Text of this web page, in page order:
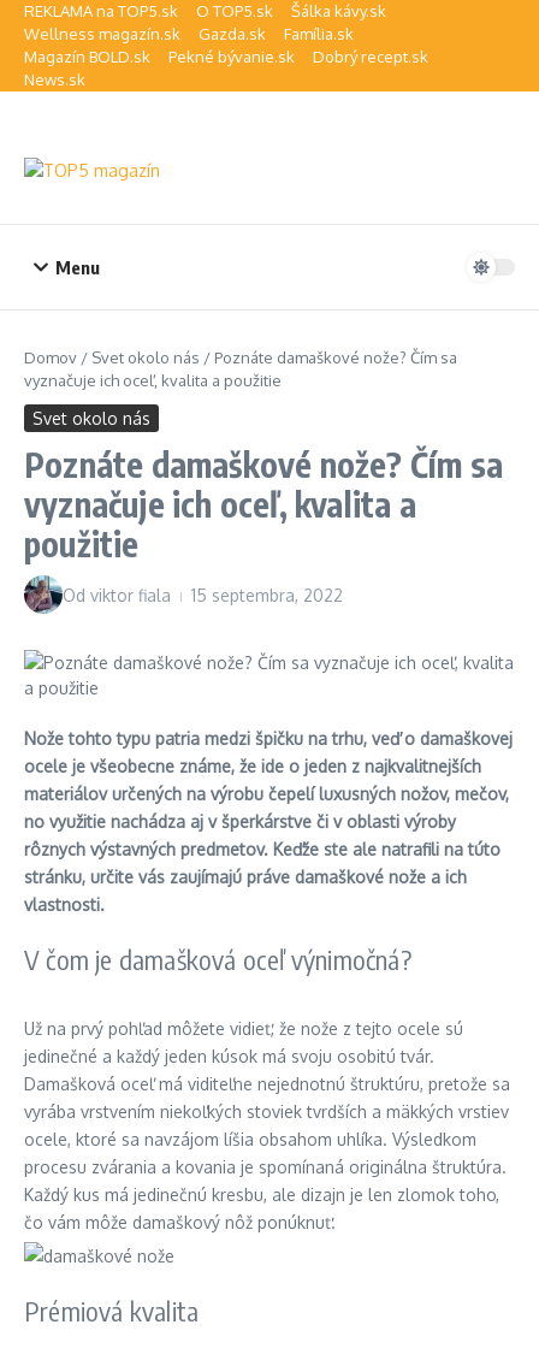
Preskočiť na obsah
REKLAMA na TOP5.sk O TOP5.sk
Šálka kávy.sk
Wellness magazín.sk
Gazda.sk
Família.sk
Magazín BOLD.sk
Pekné bývanie.sk
Dobrý recept.sk
News.sk
Menu
Domov / Svet okolo nás / Poznáte damaškové nože? Čím sa
vyznačuje ich oceľ, kvalita a použitie
Svet okolo nás
Poznáte damaškové nože? Čím sa
vyznačuje ich oceľ, kvalita a
použitie
Od viktor fiala 15 septembra, 2022
Nože tohto typu patria medzi špičku na trhu, veď o damaškovej
ocele je všeobecne známe, že ide o jeden z najkvalitnejších
materiálov určených na výrobu čepelí luxusných nožov, mečov,
no využitie nachádza aj v šperkárstve či v oblasti výroby
rôznych výstavných predmetov. Keďže ste ale natrafili na túto
stránku, určite vás zaujímajú práve damaškové nože a ich
vlastnosti.
V čom je damašková oceľ výnimočná?
Už na prvý pohľad môžete vidieť, že nože z tejto ocele sú
jedinečné a každý jeden kúsok má svoju osobitú tvár.
Damašková oceľ má viditeľne nejednotnú štruktúru, pretože sa
vyrába vrstvením niekoľkých stoviek tvrdších a mäkkých vrstiev
ocele, ktoré sa navzájom líšia obsahom uhlíka. Výsledkom
procesu zvárania a kovania je spomínaná originálna štruktúra.
Každý kus má jedinečnú kresbu, ale dizajn je len zlomok toho,
čo vám môže damaškový nôž ponúknuť.
Prémiová kvalita